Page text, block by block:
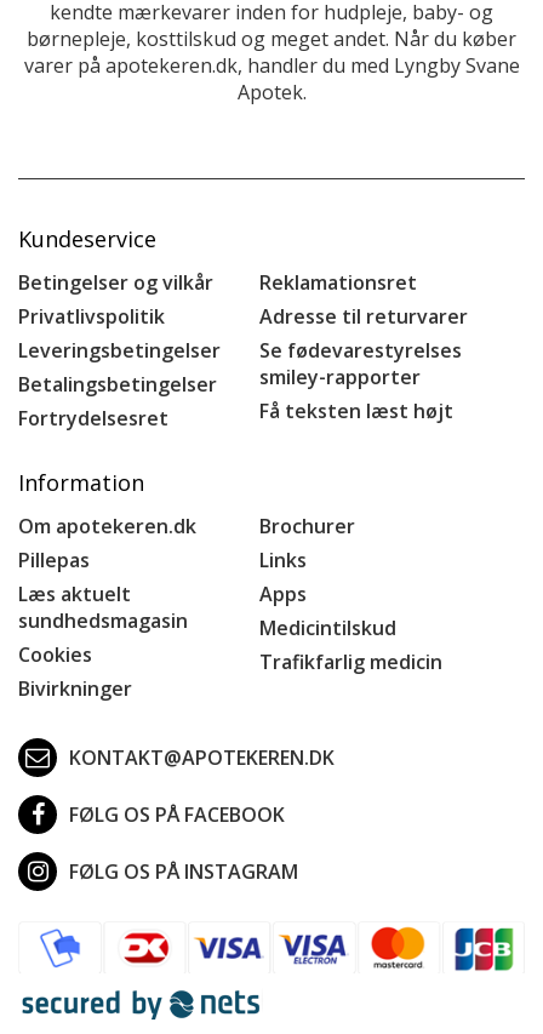
kendte mærkevarer inden for hudpleje, baby- og
børnepleje, kosttilskud og meget andet. Når du køber
varer på apotekeren.dk, handler du med Lyngby Svane
Apotek.
Kundeservice
Betingelser og vilkår
Privatlivspolitik
Leveringsbetingelser
Betalingsbetingelser
Fortrydelsesret
Reklamationsret
Adresse til returvarer
Se fødevarestyrelses
smiley-rapporter
Få teksten læst højt
Information
Om apotekeren.dk
Pillepas
Læs aktuelt
sundhedsmagasin
Cookies
Bivirkninger
Brochurer
Links
Apps
Medicintilskud
Trafikfarlig medicin
KONTAKT@APOTEKEREN.DK
FØLG OS PÅ FACEBOOK
FØLG OS PÅ INSTAGRAM